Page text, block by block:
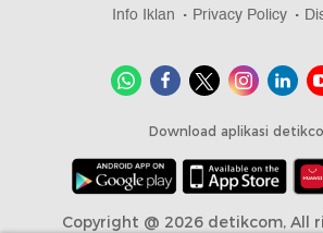
Info Iklan
Privacy Policy
Download aplikasi
Copyright @ 2026 detikcom, All